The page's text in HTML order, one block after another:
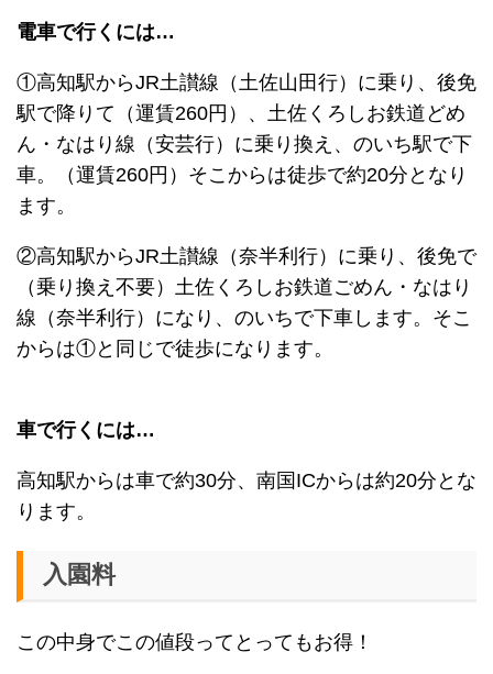
電車で行くには…
①高知駅からJR土讃線（土佐山田行）に乗り、後免
駅で降りて（運賃260円）、土佐くろしお鉄道どめ
ん・なはり線（安芸行）に乗り換え、のいち駅で下
車。（運賃260円）そこからは徒歩で約20分となり
ます。
②高知駅からJR土讃線（奈半利行）に乗り、後免で
（乗り換え不要）土佐くろしお鉄道ごめん・なはり
線（奈半利行）になり、のいちで下車します。そこ
からは①と同じで徒歩になります。
車で行くには…
高知駅からは車で約30分、南国ICからは約20分とな
ります。
入園料
この中身でこの値段ってとってもお得！